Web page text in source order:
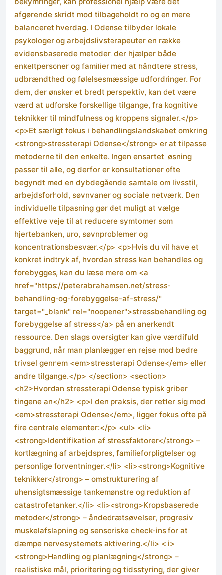
afgørende skridt mod tilbageholdt ro og en mere
balanceret hverdag. I Odense tilbyder lokale
psykologer og arbejdslivsterapeuter en række
evidensbaserede metoder, der hjælper både
enkeltpersoner og familier med at håndtere stress,
udbrændthed og følelsesmæssige udfordringer. For
dem, der ønsker et bredt perspektiv, kan det være
værd at udforske forskellige tilgange, fra kognitive
teknikker til mindfulness og kroppens signaler.</p>
<p>Et særligt fokus i behandlingslandskabet omkring
<strong>stressterapi Odense</strong> er at tilpasse
metoderne til den enkelte. Ingen ensartet løsning
passer til alle, og derfor er konsultationer ofte
begyndt med en dybdegående samtale om livsstil,
arbejdsforhold, søvnvaner og sociale netværk. Den
individuelle tilpasning gør det muligt at vælge
effektive veje til at reducere symtomer som
hjertebanken, uro, søvnproblemer og
koncentrationsbesvær.</p> <p>Hvis du vil have et
konkret indtryk af, hvordan stress kan behandles og
forebygges, kan du læse mere om <a
href="https://peterabrahamsen.net/stress-
behandling-og-forebyggelse-af-stress/"
target="_blank" rel="noopener">stressbehandling og
forebyggelse af stress</a> på en anerkendt
ressource. Den slags oversigter kan give værdifuld
baggrund, når man planlægger en rejse mod bedre
trivsel gennem <em>stressterapi Odense</em> eller
andre tilgange.</p> </section> <section>
<h2>Hvordan stressterapi Odense typisk griber
tingene an</h2> <p>I den praksis, der retter sig mod
<em>stressterapi Odense</em>, ligger fokus ofte på
fire centrale elementer:</p> <ul> <li>
<strong>Identifikation af stressfaktorer</strong> –
kortlægning af arbejdspres, familieforpligtelser og
personlige forventninger.</li> <li><strong>Kognitive
teknikker</strong> – omstrukturering af
uhensigtsmæssige tankemønstre og reduktion af
catastrofetanker.</li> <li><strong>Kropsbaserede
metoder</strong> – åndedrætsøvelser, progresiv
muskelafslapning og sensoriske check-ins for at
dæmpe nervesystemets aktivering.</li> <li>
<strong>Handling og planlægning</strong> –
realistiske mål, prioritering og tidsstyring, der giver